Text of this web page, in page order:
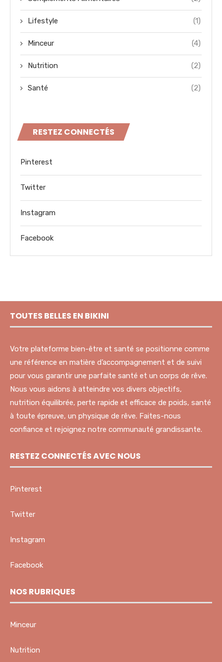
Lifestyle (1)
Minceur (4)
Nutrition (2)
Santé (2)
RESTEZ CONNECTÉS
Pinterest
Twitter
Instagram
Facebook
TOUTES BELLES EN BIKINI
Votre plateforme bien-être et santé se positionne comme
une référence en matière d’accompagnement et de suivi
pour vous garantir une parfaite santé et un corps de rêve.
Nous vous aidons à atteindre vos divers objectifs,
nutrition équilibrée, perte rapide et efficace de poids, santé
à toute épreuve, un physique de rêve. Faites-nous
confiance et rejoignez notre communauté grandissante.
RESTEZ CONNECTÉS AVEC NOUS
Pinterest
Twitter
Instagram
Facebook
NOS RUBRIQUES
Minceur
Nutrition